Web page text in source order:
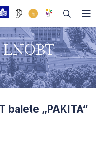
KLAUSIMAI
LNOBT
balete „PAKITA“